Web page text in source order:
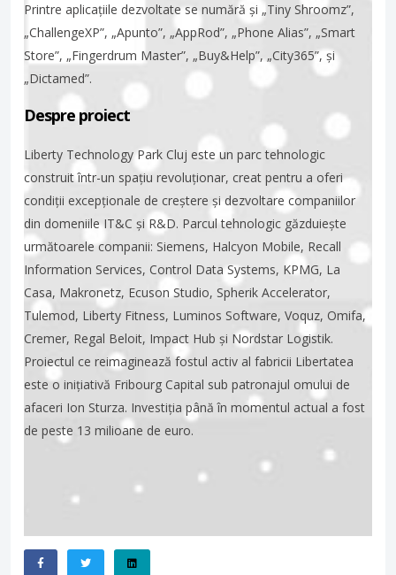
Printre aplicațiile dezvoltate se numără și „Tiny Shroomz”,
„ChallengeXP”, „Apunto”, „AppRod”, „Phone Alias”, „Smart
Store”, „Fingerdrum Master”, „Buy&Help”, „City365”, și
„Dictamed”.
Despre proiect
Liberty Technology Park Cluj este un parc tehnologic
construit într-un spațiu revoluționar, creat pentru a oferi
condiții excepționale de creștere și dezvoltare companiilor
din domeniile IT&C și R&D. Parcul tehnologic găzduiește
următoarele companii: Siemens, Halcyon Mobile, Recall
Information Services, Control Data Systems, KPMG, La
Casa, Makronetz, Ecuson Studio, Spherik Accelerator,
Tulemod, Liberty Fitness, Luminos Software, Voquz, Omifa,
Cremer, Regal Beloit, Impact Hub și Nordstar Logistik.
Proiectul ce reimaginează fostul activ al fabricii Libertatea
este o inițiativă Fribourg Capital sub patronajul omului de
afaceri Ion Sturza. Investiția până în momentul actual a fost
de peste 13 milioane de euro.